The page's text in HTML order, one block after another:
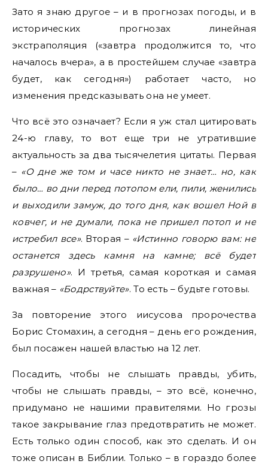
Зато я знаю другое – и в прогнозах погоды, и в
исторических прогнозах линейная
экстраполяция («завтра продолжится то, что
началось вчера», а в простейшем случае «завтра
будет, как сегодня») работает часто, но
изменения предсказывать она не умеет.
Что всё это означает? Если я уж стал цитировать
24-ю главу, то вот еще три не утратившие
актуальность за два тысячелетия цитаты. Первая
– «О дне же том и часе никто не знает… но, как
было… во дни перед потопом ели, пили, женились
и выходили замуж, до того дня, как вошел Ной в
ковчег, и не думали, пока не пришел потоп и не
истребил все». Вторая – «Истинно говорю вам: не
останется здесь камня на камне; всё будет
разрушено». И третья, самая короткая и самая
важная – «Бодрствуйте». То есть – будьте готовы.
За повторение этого иисусова пророчества
Борис Стомахин, а сегодня – день его рождения,
был посажен нашей властью на 12 лет.
Посадить, чтобы не слышать правды, убить,
чтобы не слышать правды, – это всё, конечно,
придумано не нашими правителями. Но грозы
такое закрывание глаз предотвратить не может.
Есть только один способ, как это сделать. И он
тоже описан в Библии. Только – в гораздо более